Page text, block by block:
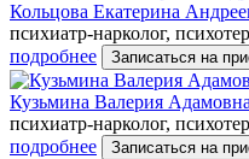
Кольцова Екатерина
психиатр-нарколог,
подробнее
Записаться на
Кузьмина Валерия Адамовна
психиатр-нарколог,
подробнее
Записаться на